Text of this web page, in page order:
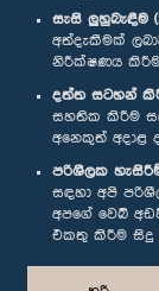
සැසි ලුහුබැඳීම
අත්දැකීමක්
නිරීක්ෂණය
දත්ත සටහන්
සහතික කිරීම
අනෙකුත් අදාළ
පරිශීලක
සඳහා අපි
අපගේ වෙබ්
එකතු කිරීම සිදු
අප හා සම්බන්ධ
සම්මාන
පෞද්ගලිකත්ව